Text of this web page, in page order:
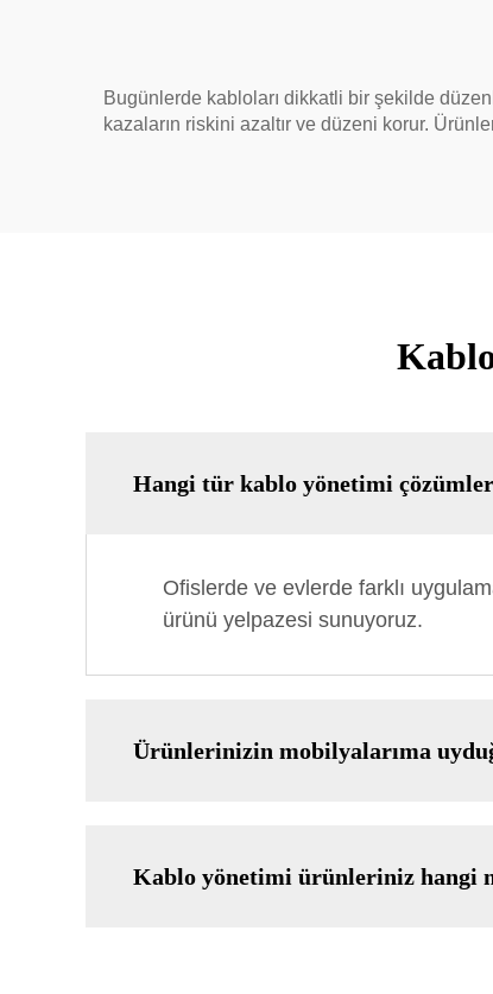
Bugünlerde kabloları dikkatli bir şekilde
kazaların riskini azaltır ve düzeni korur.
Hangi tür kablo yönetimi
Ofislerde ve evlerde farklı
ürünü yelpazesi sunuyoruz.
Ürünlerinizin mobilyalarıma
Kablo yönetimi ürünleriniz hangi